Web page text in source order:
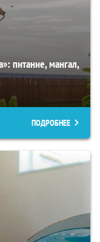
питание, мангал,
ПОДРОБНЕЕ